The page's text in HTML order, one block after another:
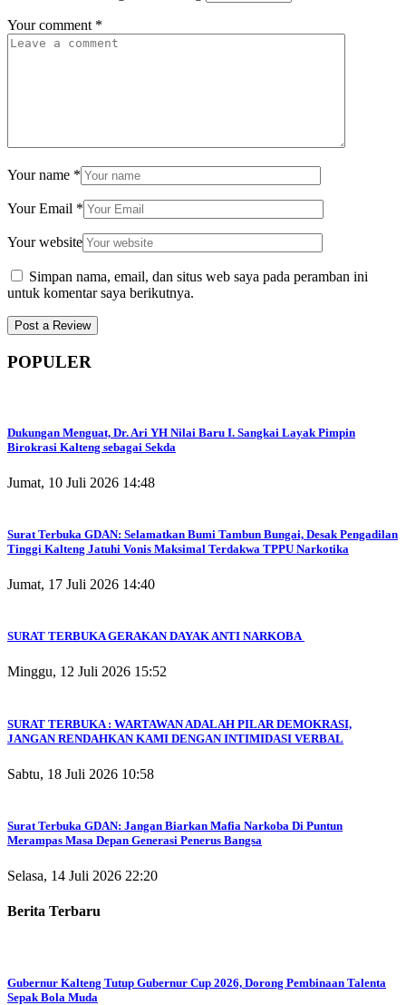
Your comment *
Your name *
Your Email *
Your website
Simpan nama, email, dan situs web saya pada peramban ini
untuk komentar saya berikutnya.
POPULER
Dukungan Menguat, Dr. Ari YH Nilai Baru I. Sangkai Layak Pimpin
Birokrasi Kalteng sebagai Sekda
Jumat, 10 Juli 2026 14:48
Surat Terbuka GDAN: Selamatkan Bumi Tambun Bungai, Desak Pengadilan
Tinggi Kalteng Jatuhi Vonis Maksimal Terdakwa TPPU Narkotika
Jumat, 17 Juli 2026 14:40
SURAT TERBUKA GERAKAN DAYAK ANTI NARKOBA
Minggu, 12 Juli 2026 15:52
SURAT TERBUKA : WARTAWAN ADALAH PILAR DEMOKRASI,
JANGAN RENDAHKAN KAMI DENGAN INTIMIDASI VERBAL
Sabtu, 18 Juli 2026 10:58
Surat Terbuka GDAN: Jangan Biarkan Mafia Narkoba Di Puntun
Merampas Masa Depan Generasi Penerus Bangsa
Selasa, 14 Juli 2026 22:20
Berita Terbaru
Gubernur Kalteng Tutup Gubernur Cup 2026, Dorong Pembinaan Talenta
Sepak Bola Muda